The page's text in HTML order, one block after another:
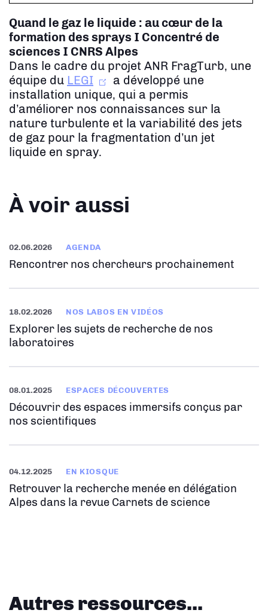
Quand le gaz le liquide : au cœur de la
formation des sprays I Concentré de
sciences I CNRS Alpes
Dans le cadre du projet ANR FragTurb, une
équipe du LEGI
a développé une
installation unique, qui a permis
d’améliorer nos connaissances sur la
nature turbulente et la variabilité des jets
de gaz pour la fragmentation d’un jet
liquide en spray.
À voir aussi
02.06.2026 AGENDA
Rencontrer nos chercheurs prochainement
18.02.2026 NOS LABOS EN VIDÉOS
Explorer les sujets de recherche de nos
laboratoires
08.01.2025 ESPACES DÉCOUVERTES
Découvrir des espaces immersifs conçus par
nos scientifiques
04.12.2025 EN KIOSQUE
Retrouver la recherche menée en délégation
Alpes dans la revue Carnets de science
Autres ressources...